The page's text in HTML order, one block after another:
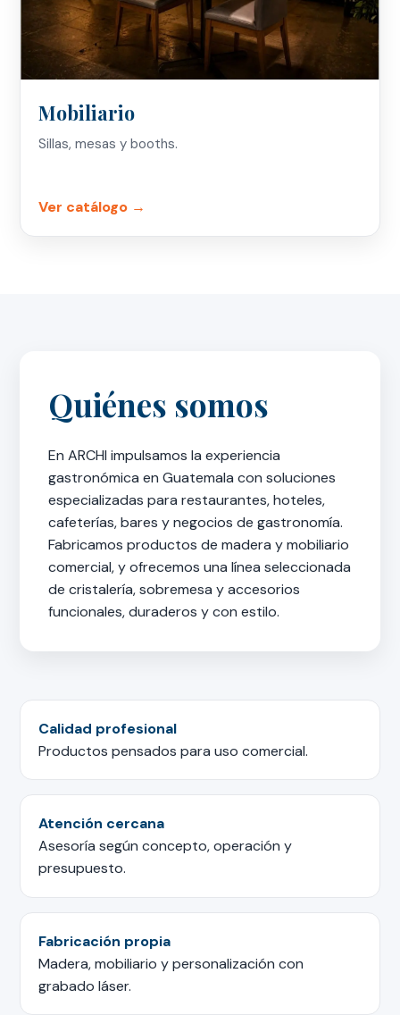
Mobiliario
Sillas, mesas y booths.
Ver catálogo →
Quiénes somos
En ARCHI impulsamos la experiencia
gastronómica en Guatemala con soluciones
especializadas para restaurantes, hoteles,
cafeterías, bares y negocios de gastronomía.
Fabricamos productos de madera y mobiliario
comercial, y ofrecemos una línea seleccionada
de cristalería, sobremesa y accesorios
funcionales, duraderos y con estilo.
Calidad profesional
Productos pensados para uso comercial.
Atención cercana
Asesoría según concepto, operación y
presupuesto.
Fabricación propia
Madera, mobiliario y personalización con
grabado láser.